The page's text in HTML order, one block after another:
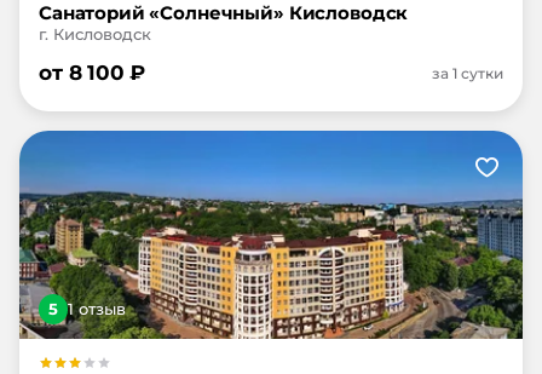
Санаторий «Солнечный» Кисловодск
г. Кисловодск
от 8 100 ₽ за 1 сутки
5 1отзыв